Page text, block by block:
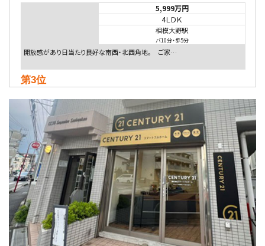
5,999万円
4ＬＤＫ
相模大野駅
バ10分・歩5分
開放感があり日当たり良好な南西・北西角地。 ご家…
第3位
4ＬＤＫ
相模大野駅
バ9分・歩4分
２０１５年６月築、積水ハウス施工住宅です。 南東…
第4位
4,080万円
4ＬＤＫ
淵野辺駅
歩17分
南側道路に面しており日当たり良好。 キッチンから…